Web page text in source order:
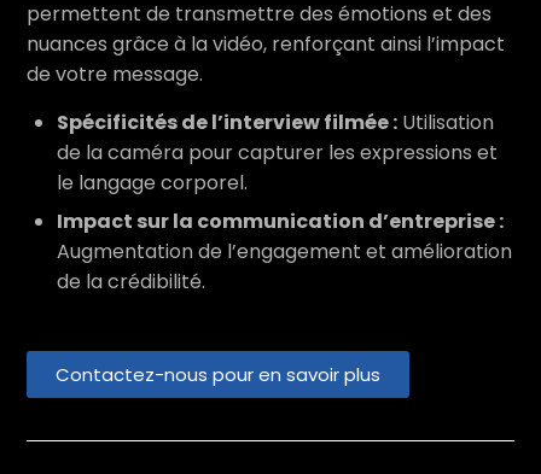
permettent de transmettre des émotions et des
nuances grâce à la vidéo, renforçant ainsi l’impact
de votre message.
Spécificités de l’interview filmée : Utilisation
de la caméra pour capturer les expressions et
le langage corporel.
Impact sur la communication d’entreprise :
Augmentation de l’engagement et amélioration
de la crédibilité.
Contactez-nous pour en savoir plus